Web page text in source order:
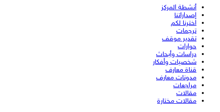
أنشطة المركز
إصداراتنا
اخترنا لكم
ترجمات
تقدير موقف
حوارات
دراسات وأبحاث
شخصيات وأفكار
قناة معارف
مدونات معارف
مراجعات
مقالات
مقالات مختارة